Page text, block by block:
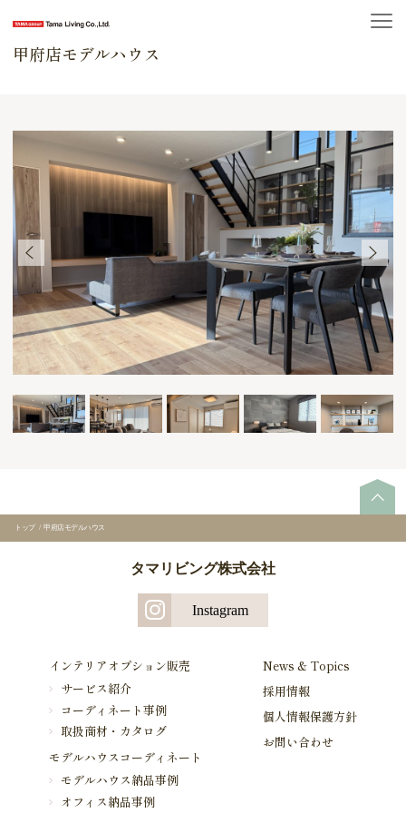
甲府店モデルハウス
トップ / 甲府店モデルハウス
タマリビング株式会社
Instagram
インテリアオプション販売
サービス紹介
コーディネート事例
取扱商材・カタログ
モデルハウスコーディネート
モデルハウス納品事例
オフィス納品事例
News & Topics
採用情報
個人情報保護方針
お問い合わせ